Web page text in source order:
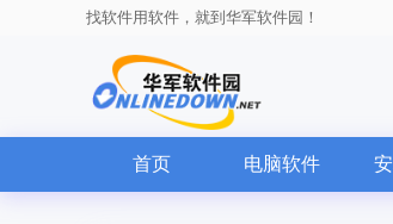
找软件用软件，就到华军软件园！
首页 电脑软件